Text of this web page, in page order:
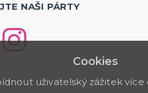
NAŠI PÁRTY
Cookies
uživatelský zážitek